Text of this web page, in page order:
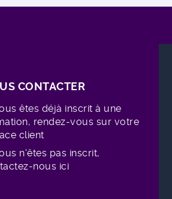
CONTACTER
êtes déjà inscrit à une
rendez-vous sur votre
client
n'êtes pas inscrit,
nous ici